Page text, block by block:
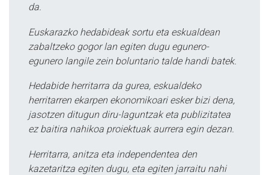
da.
Euskarazko hedabideak sortu eta eskualdean
zabaltzeko gogor lan egiten dugu egunero-
egunero langile zein boluntario talde handi batek.
Hedabide herritarra da gurea, eskualdeko
herritarren ekarpen ekonomikoari esker bizi dena,
jasotzen ditugun diru-laguntzak eta publizitatea
ez baitira nahikoa proiektuak aurrera egin dezan.
Herritarra, anitza eta independentea den
kazetaritza egiten dugu, eta egiten jarraitu nahi